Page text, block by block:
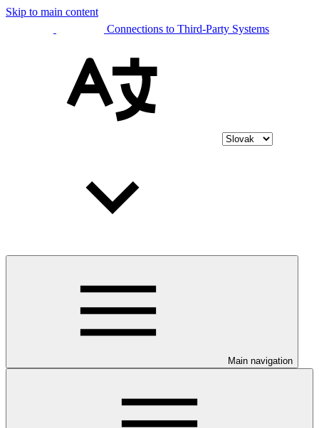
Skip to main content
Connections to Third-Party Systems
Main navigation